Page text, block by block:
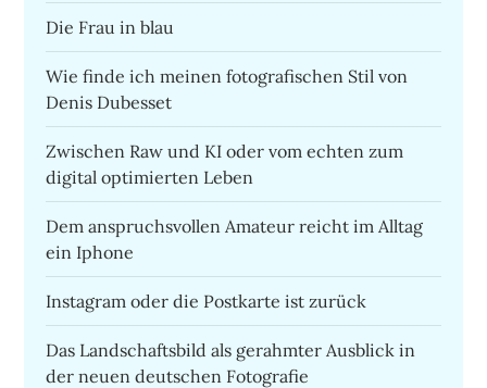
Die Frau in blau
Wie finde ich meinen fotografischen Stil von
Denis Dubesset
Zwischen Raw und KI oder vom echten zum
digital optimierten Leben
Dem anspruchsvollen Amateur reicht im Alltag
ein Iphone
Instagram oder die Postkarte ist zurück
Das Landschaftsbild als gerahmter Ausblick in
der neuen deutschen Fotografie